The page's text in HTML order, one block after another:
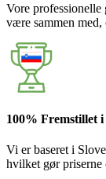
Vore professionelle
være sammen
100% Fremstillet i
Vi er baseret i
hvilket gør priserne